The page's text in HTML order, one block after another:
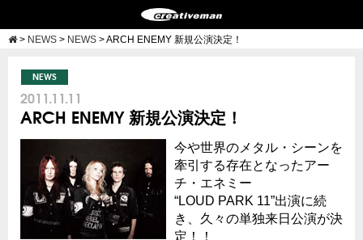
> NEWS > NEWS >ARCH ENEMY 新規公演決定！
NEWS
2011.11.11
ARCH ENEMY 新規公演決定！
今や世界のメタル・シーンを
牽引する存在となったアー
チ・エネミー
“LOUD PARK 11”出演に続
き、久々の単独来日公演が決
定！！